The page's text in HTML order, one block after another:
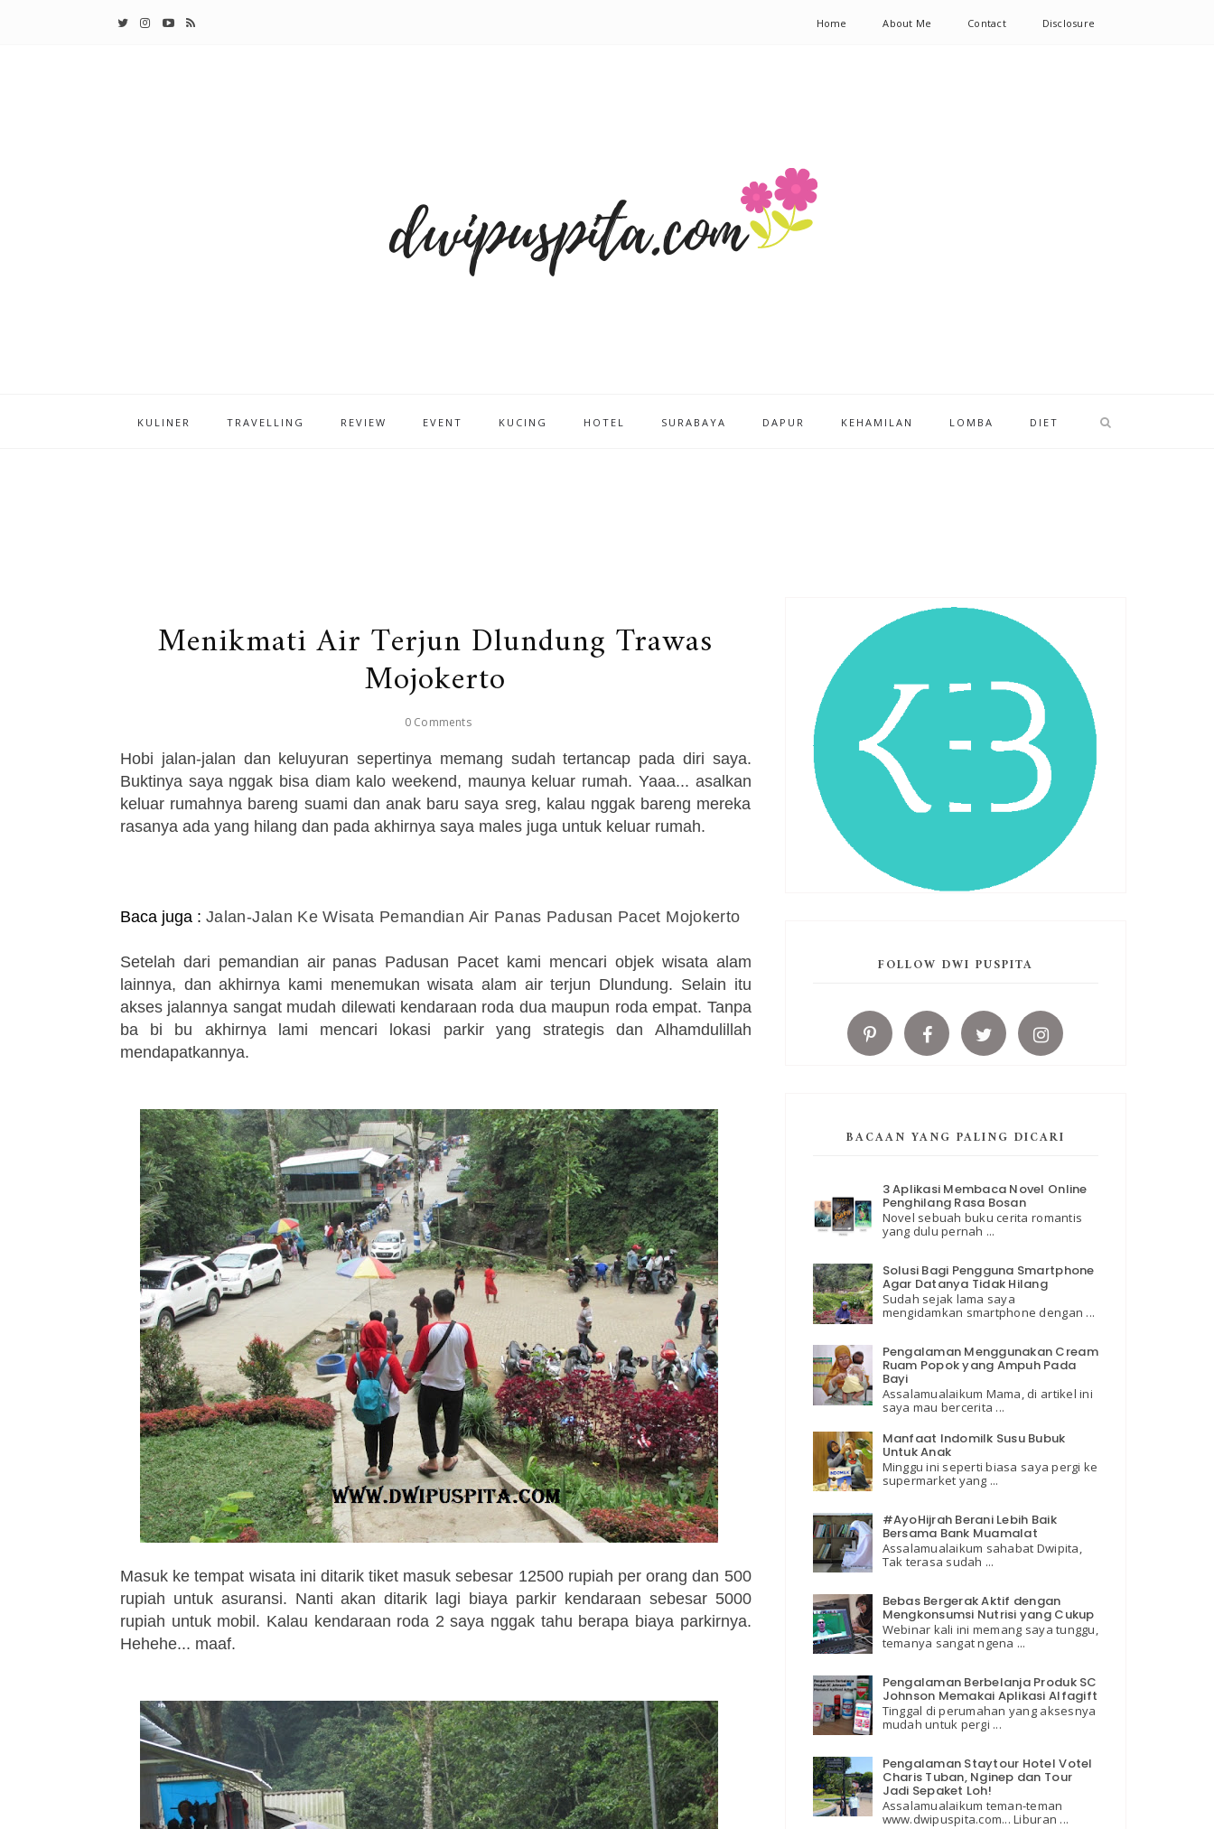
Home About Me Contact Disclosure
KULINER TRAVELLING REVIEW EVENT KUCING HOTEL SURABAYA DAPUR KEHAMILAN LOMBA DIET
Menikmati Air Terjun Dlundung Trawas
Mojokerto
0 Comments
Hobi jalan-jalan dan keluyuran sepertinya memang sudah tertancap pada diri saya.
Buktinya saya nggak bisa diam kalo weekend, maunya keluar rumah. Yaaa... asalkan
keluar rumahnya bareng suami dan anak baru saya sreg, kalau nggak bareng mereka
rasanya ada yang hilang dan pada akhirnya saya males juga untuk keluar rumah.
Baca juga : Jalan-Jalan Ke Wisata Pemandian Air Panas Padusan Pacet Mojokerto
Setelah dari pemandian air panas Padusan Pacet kami mencari objek wisata alam
lainnya, dan akhirnya kami menemukan wisata alam air terjun Dlundung. Selain itu
akses jalannya sangat mudah dilewati kendaraan roda dua maupun roda empat. Tanpa
ba bi bu akhirnya lami mencari lokasi parkir yang strategis dan Alhamdulillah
mendapatkannya.
Masuk ke tempat wisata ini ditarik tiket masuk sebesar 12500 rupiah per orang dan 500
rupiah untuk asuransi. Nanti akan ditarik lagi biaya parkir kendaraan sebesar 5000
rupiah untuk mobil. Kalau kendaraan roda 2 saya nggak tahu berapa biaya parkirnya.
Hehehe... maaf.
FOLLOW DWI PUSPITA
BACAAN YANG PALING DICARI
3 Aplikasi Membaca Novel Online
Penghilang Rasa Bosan
Novel sebuah buku cerita romantis
yang dulu pernah ...
Solusi Bagi Pengguna Smartphone
Agar Datanya Tidak Hilang
Sudah sejak lama saya
mengidamkan smartphone dengan ...
Pengalaman Menggunakan Cream
Ruam Popok yang Ampuh Pada
Bayi
Assalamualaikum Mama, di artikel ini
saya mau bercerita ...
Manfaat Indomilk Susu Bubuk
Untuk Anak
Minggu ini seperti biasa saya pergi ke
supermarket yang ...
#AyoHijrah Berani Lebih Baik
Bersama Bank Muamalat
Assalamualaikum sahabat Dwipita,
Tak terasa sudah ...
Bebas Bergerak Aktif dengan
Mengkonsumsi Nutrisi yang Cukup
Webinar kali ini memang saya tunggu,
temanya sangat ngena ...
Pengalaman Berbelanja Produk SC
Johnson Memakai Aplikasi Alfagift
Tinggal di perumahan yang aksesnya
mudah untuk pergi ...
Pengalaman Staytour Hotel Votel
Charis Tuban, Nginep dan Tour
Jadi Sepaket Loh!
Assalamualaikum teman-teman
www.dwipuspita.com... Liburan ...